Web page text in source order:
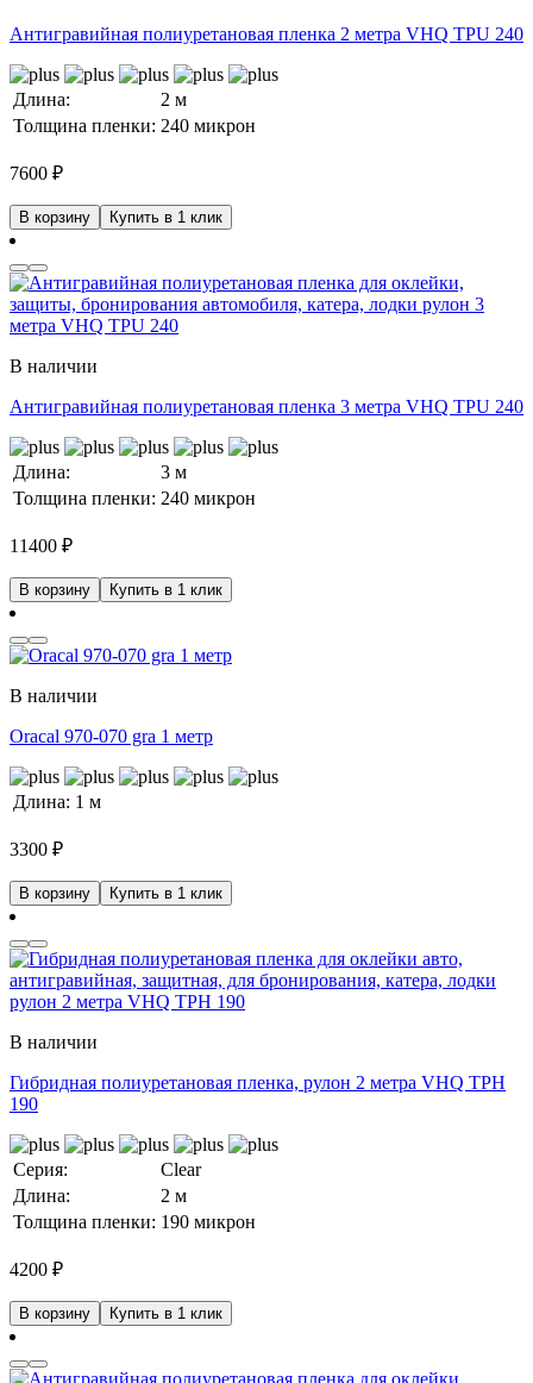
Антигравийная полиуретановая пленка 2 метра VHQ TPU 240
Длина:
2 м
Толщина пленки: 240 микрон
7600 ₽
В корзину Купить в 1 клик
В наличии
Антигравийная полиуретановая пленка 3 метра VHQ TPU 240
Длина:
3 м
Толщина пленки: 240 микрон
11400 ₽
В корзину Купить в 1 клик
В наличии
Oracal 970-070 gra 1 метр
Длина: 1 м
3300 ₽
В корзину Купить в 1 клик
В наличии
Гибридная полиуретановая пленка, рулон 2 метра VHQ TPH
190
Серия:
Clear
Длина:
2 м
Толщина пленки: 190 микрон
4200 ₽
В корзину Купить в 1 клик